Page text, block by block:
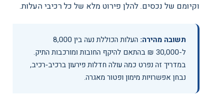
וקיומם של נכסים. להלן פירוט מלא של כל רכיבי העלות.
תשובה מהירה:
העלות הכוללת נעה בין 8,000
ל-30,000 ₪ בהתאם להיקף החובות ומורכבות התיק.
במדריך זה נפרט כמה עולה חדלות פירעון ברכיב-רכיב,
נבחן אפשרויות מימון ופטור מאגרה.